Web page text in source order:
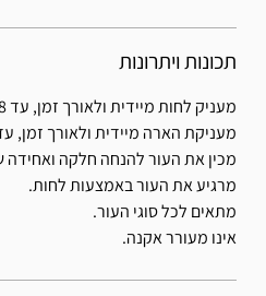
תכונות ויתרונות
מעניק לחות מיידית ולאורך זמן, עד 8 שעות.
מעניקת הארה מיידית ולאורך זמן, עד 8
מכין את העור להנחה חלקה ואחידה
מרגיע את העור באמצעות לחות.
מתאים לכל סוגי העור.
אינו מעורר אקנה.